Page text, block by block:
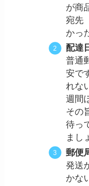
が商
宛先
かっ
配達
普通
安で
れな
週間
その
待っ
まし
郵便
発送
かな